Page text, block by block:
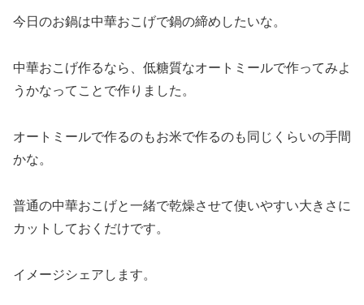
今日のお鍋は中華おこげで鍋の締めしたいな。
中華おこげ作るなら、低糖質なオートミールで作ってみよ
うかなってことで作りました。
オートミールで作るのもお米で作るのも同じくらいの手間
かな。
普通の中華おこげと一緒で乾燥させて使いやすい大きさに
カットしておくだけです。
イメージシェアします。